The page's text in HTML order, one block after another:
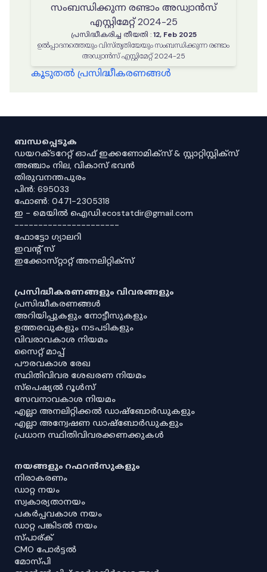
സംബന്ധിക്കുന്ന രണ്ടാം അഡ്വാൻസ്
എസ്റ്റിമേറ്റ് 2024-25
പ്രസിദ്ധീകരിച്ച തീയതി : 12, Feb 2025
ഉൽപ്പാദനത്തെയും വിസ്തൃതിയേയും സംബന്ധിക്കുന്ന രണ്ടാം
അഡ്വാൻസ് എസ്റ്റിമേറ്റ് 2024-25
കൂടുതൽ പ്രസിദ്ധീകരണങ്ങൾ
ബന്ധപ്പെടുക
ഡയറക്ടറേറ്റ് ഓഫ് ഇക്കണോമിക്സ് & സ്റ്റാറ്റിസ്റ്റിക്സ്
അഞ്ചാം നില, വികാസ് ഭവൻ
തിരുവനന്തപുരം
പിൻ: 695033
ഫോൺ: 0471-2305318
ഇ - മെയിൽ ഐഡി:ecostatdir@gmail.com
----------------------
ഫോട്ടോ ഗ്യാലറി
ഇവൻ്റ് സ്
ഇക്കോസ്‌റ്റാറ്റ് അനലിറ്റിക്‌സ്
പ്രസിദ്ധീകരണങ്ങളും വിവരങ്ങളും
പ്രസിദ്ധീകരണങ്ങൾ
അറിയിപ്പുകളും നോട്ടീസുകളും
ഉത്തരവുകളും നടപടികളും
വിവരാവകാശ നിയമം
സൈറ്റ് മാപ്പ്
പൗരവകാശ രേഖ
സ്ഥിതിവിവര ശേഖരണ നിയമം
സ്‌പെഷ്യൽ റൂൾസ്
സേവനാവകാശ നിയമം
എല്ലാ അനലിറ്റിക്കൽ ഡാഷ്‌ബോർഡുകളും
എല്ലാ അന്വേഷണ ഡാഷ്‌ബോർഡുകളും
പ്രധാന സ്ഥിതിവിവരക്കണക്കുകൾ
നയങ്ങളും റഫറൻസുകളും
നിരാകരണം
ഡാറ്റ നയം
സ്വകാര്യതാനയം
പകർപ്പവകാശ നയം
ഡാറ്റ പങ്കിടൽ നയം
സ്പാര്ക്
CMO പോർട്ടൽ
മോസ്പി